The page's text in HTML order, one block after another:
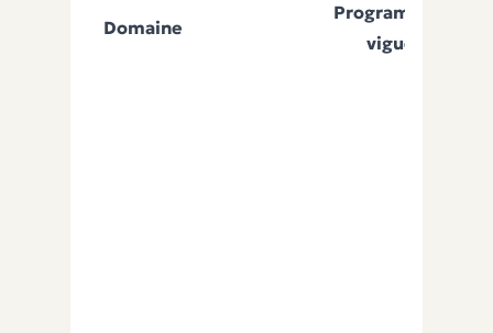
Domaine
Programme en
vigueur